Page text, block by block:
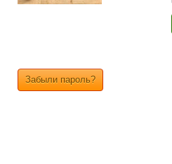
Забыли пароль?